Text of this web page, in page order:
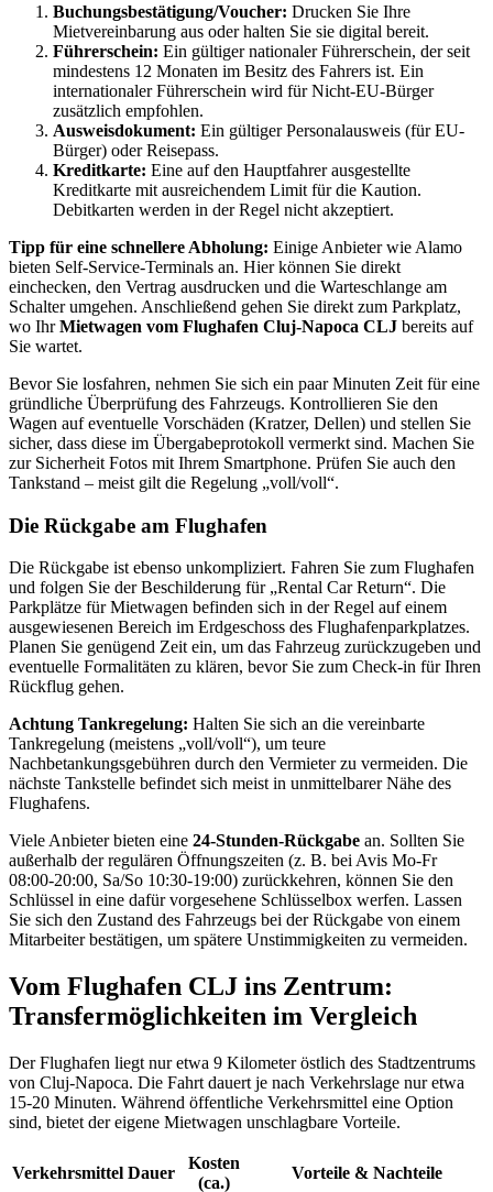
Buchungsbestätigung/Voucher: Drucken Sie Ihre
Mietvereinbarung aus oder halten Sie sie digital bereit.
Führerschein: Ein gültiger nationaler Führerschein, der seit
mindestens 12 Monaten im Besitz des Fahrers ist. Ein
internationaler Führerschein wird für Nicht-EU-Bürger
zusätzlich empfohlen.
Ausweisdokument: Ein gültiger Personalausweis (für EU-
Bürger) oder Reisepass.
Kreditkarte: Eine auf den Hauptfahrer ausgestellte
Kreditkarte mit ausreichendem Limit für die Kaution.
Debitkarten werden in der Regel nicht akzeptiert.
Tipp für eine schnellere Abholung: Einige Anbieter wie Alamo
bieten Self-Service-Terminals an. Hier können Sie direkt
einchecken, den Vertrag ausdrucken und die Warteschlange am
Schalter umgehen. Anschließend gehen Sie direkt zum Parkplatz,
wo IhrMietwagen vom Flughafen Cluj-Napoca CLJ bereits auf
Sie wartet.
Bevor Sie losfahren, nehmen Sie sich ein paar Minuten Zeit für eine
gründliche Überprüfung des Fahrzeugs. Kontrollieren Sie den
Wagen auf eventuelle Vorschäden (Kratzer, Dellen) und stellen Sie
sicher, dass diese im Übergabeprotokoll vermerkt sind. Machen Sie
zur Sicherheit Fotos mit Ihrem Smartphone. Prüfen Sie auch den
Tankstand – meist gilt die Regelung „voll/voll“.
Die Rückgabe am Flughafen
Die Rückgabe ist ebenso unkompliziert. Fahren Sie zum Flughafen
und folgen Sie der Beschilderung für „Rental Car Return“. Die
Parkplätze für Mietwagen befinden sich in der Regel auf einem
ausgewiesenen Bereich im Erdgeschoss des Flughafenparkplatzes.
Planen Sie genügend Zeit ein, um das Fahrzeug zurückzugeben und
eventuelle Formalitäten zu klären, bevor Sie zum Check-in für Ihren
Rückflug gehen.
Achtung Tankregelung: Halten Sie sich an die vereinbarte
Tankregelung (meistens „voll/voll“), um teure
Nachbetankungsgebühren durch den Vermieter zu vermeiden. Die
nächste Tankstelle befindet sich meist in unmittelbarer Nähe des
Flughafens.
Viele Anbieter bieten eine 24-Stunden-Rückgabe an. Sollten Sie
außerhalb der regulären Öffnungszeiten (z. B. bei Avis Mo-Fr
08:00-20:00, Sa/So 10:30-19:00) zurückkehren, können Sie den
Schlüssel in eine dafür vorgesehene Schlüsselbox werfen. Lassen
Sie sich den Zustand des Fahrzeugs bei der Rückgabe von einem
Mitarbeiter bestätigen, um spätere Unstimmigkeiten zu vermeiden.
Vom Flughafen CLJ ins Zentrum:
Transfermöglichkeiten im Vergleich
Der Flughafen liegt nur etwa 9 Kilometer östlich des Stadtzentrums
von Cluj-Napoca. Die Fahrt dauert je nach Verkehrslage nur etwa
15-20 Minuten. Während öffentliche Verkehrsmittel eine Option
sind, bietet der eigene Mietwagen unschlagbare Vorteile.
Verkehrsmittel Dauer
Kosten
(ca.)
Vorteile & Nachteile